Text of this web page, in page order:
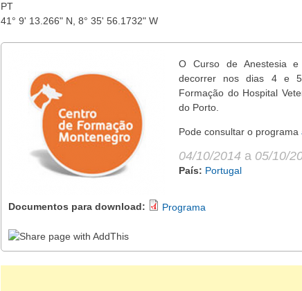
PT
41° 9' 13.266" N, 8° 35' 56.1732" W
O Curso de Anestesia e
decorrer nos dias 4 e
Formação do Hospital
do Porto.
Pode consultar o programa
04/10/2014 a 05/10/
País: Portugal
Documentos para download: Programa